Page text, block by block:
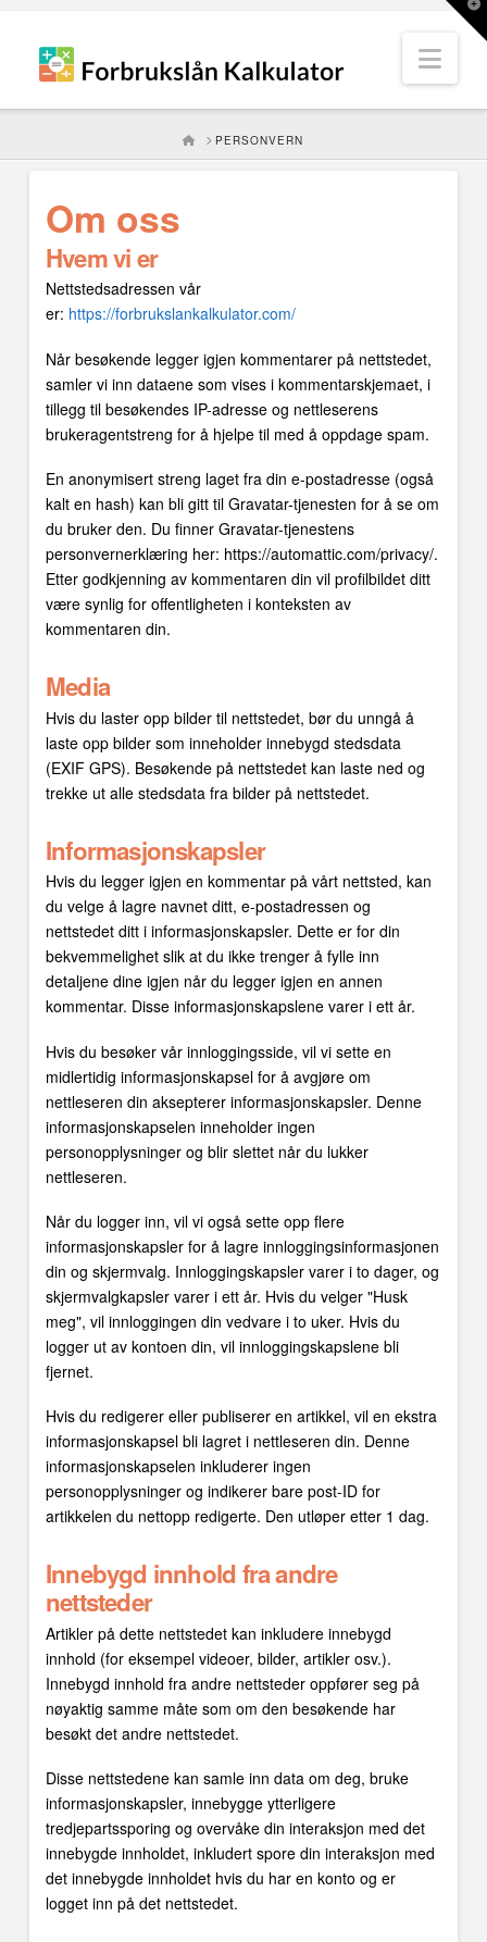
HOMEPERSONVERN
Om oss
Hvem vi er
Nettstedsadressen vår
er: https://forbrukslankalkulator.com/
Når besøkende legger igjen kommentarer på nettstedet,
samler vi inn dataene som vises i kommentarskjemaet, i
tillegg til besøkendes IP-adresse og nettleserens
brukeragentstreng for å hjelpe til med å oppdage spam.
En anonymisert streng laget fra din e-postadresse (også
kalt en hash) kan bli gitt til Gravatar-tjenesten for å se om
du bruker den. Du finner Gravatar-tjenestens
personvernerklæring her: https://automattic.com/privacy/.
Etter godkjenning av kommentaren din vil profilbildet ditt
være synlig for offentligheten i konteksten av
kommentaren din.
Media
Hvis du laster opp bilder til nettstedet, bør du unngå å
laste opp bilder som inneholder innebygd stedsdata
(EXIF GPS). Besøkende på nettstedet kan laste ned og
trekke ut alle stedsdata fra bilder på nettstedet.
Informasjonskapsler
Hvis du legger igjen en kommentar på vårt nettsted, kan
du velge å lagre navnet ditt, e-postadressen og
nettstedet ditt i informasjonskapsler. Dette er for din
bekvemmelighet slik at du ikke trenger å fylle inn
detaljene dine igjen når du legger igjen en annen
kommentar. Disse informasjonskapslene varer i ett år.
Hvis du besøker vår innloggingsside, vil vi sette en
midlertidig informasjonskapsel for å avgjøre om
nettleseren din aksepterer informasjonskapsler. Denne
informasjonskapselen inneholder ingen
personopplysninger og blir slettet når du lukker
nettleseren.
Når du logger inn, vil vi også sette opp flere
informasjonskapsler for å lagre innloggingsinformasjonen
din og skjermvalg. Innloggingskapsler varer i to dager, og
skjermvalgkapsler varer i ett år. Hvis du velger "Husk
meg", vil innloggingen din vedvare i to uker. Hvis du
logger ut av kontoen din, vil innloggingskapslene bli
fjernet.
Hvis du redigerer eller publiserer en artikkel, vil en ekstra
informasjonskapsel bli lagret i nettleseren din. Denne
informasjonskapselen inkluderer ingen
personopplysninger og indikerer bare post-ID for
artikkelen du nettopp redigerte. Den utløper etter 1 dag.
Innebygd innhold fra andre
nettsteder
Artikler på dette nettstedet kan inkludere innebygd
innhold (for eksempel videoer, bilder, artikler osv.).
Innebygd innhold fra andre nettsteder oppfører seg på
nøyaktig samme måte som om den besøkende har
besøkt det andre nettstedet.
Disse nettstedene kan samle inn data om deg, bruke
informasjonskapsler, innebygge ytterligere
tredjepartssporing og overvåke din interaksjon med det
innebygde innholdet, inkludert spore din interaksjon med
det innebygde innholdet hvis du har en konto og er
logget inn på det nettstedet.